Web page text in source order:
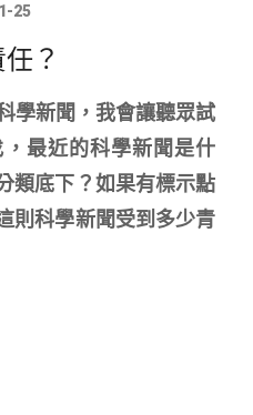
25
？
學新聞，我會讓聽眾試
最近的科學新聞是什
類底下？如果有標示點
則科學新聞受到多少青